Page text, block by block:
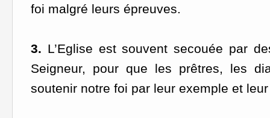
foi malgré leurs épreuves.
3. L’Eglise est souvent secouée par
Seigneur, pour que les prêtres, les
soutenir notre foi par leur exemple et